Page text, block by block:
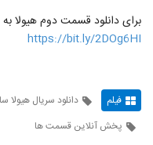
برای دانلود قسمت دوم هیولا به
https://bit.ly/2DOg6HI
فیلم
دانلود سریال
پخش آنلاین قسمت ها